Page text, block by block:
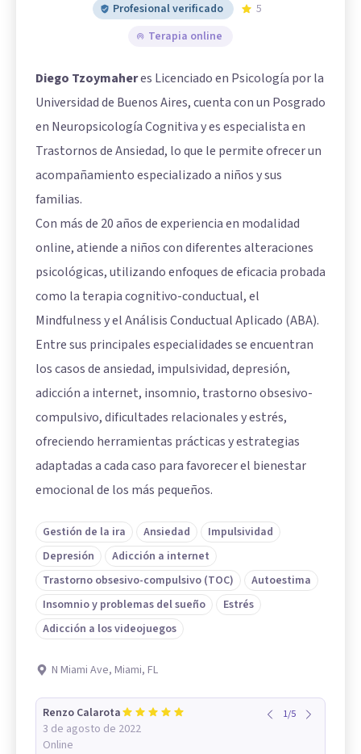
Profesional verificado
5
Terapia online
Diego Tzoymaheres Licenciado en Psicología por la
Universidad de Buenos Aires, cuenta con un Posgrado
en Neuropsicología Cognitiva y es especialista en
Trastornos de Ansiedad, lo que le permite ofrecer un
acompañamiento especializado a niños y sus
familias.
Con más de 20 años de experiencia en modalidad
online, atiende a niños con diferentes alteraciones
psicológicas, utilizando enfoques de eficacia probada
como la terapia cognitivo-conductual, el
Mindfulness y el Análisis Conductual Aplicado (ABA).
Entre sus principales especialidades se encuentran
los casos de ansiedad, impulsividad, depresión,
adicción a internet, insomnio, trastorno obsesivo-
compulsivo, dificultades relacionales y estrés,
ofreciendo herramientas prácticas y estrategias
adaptadas a cada caso para favorecer el bienestar
emocional de los más pequeños.
Gestión de la ira Ansiedad
Impulsividad
Depresión
Adicción a internet
Trastorno obsesivo-compulsivo (TOC)
Autoestima
Insomnio y problemas del sueño
Estrés
Adicción a los videojuegos
N Miami Ave, Miami, FL
Renzo Calarota
3 de agosto de 2022
Online
1/5